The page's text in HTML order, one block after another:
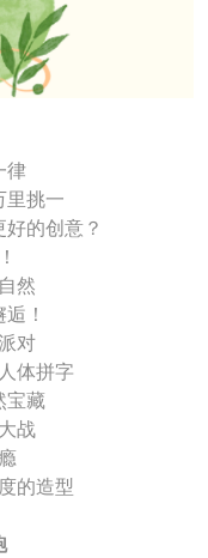
律
里挑一
的创意？
然
！
对
体拼字
宝藏
战
的造型